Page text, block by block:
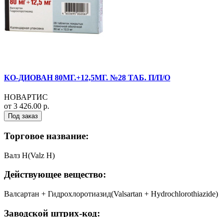
КО-ДИОВАН 80МГ.+12,5МГ. №28 ТАБ. П/П/О
НОВАРТИС
от 3 426.00 р.
Под заказ
Торговое название:
Валз Н(Valz H)
Действующее вещество:
Валсартан + Гидрохлоротиазид(Valsartan + Hydrochlorothiazide)
Заводской штрих-код: